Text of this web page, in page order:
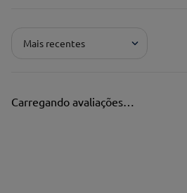
Mais recentes
Carregando avaliações…